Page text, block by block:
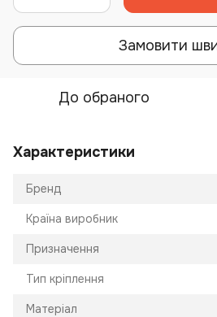
Замовити
До обраного
Характеристики
Бренд
Країна виробник
Призначення
Тип кріплення
Матеріал